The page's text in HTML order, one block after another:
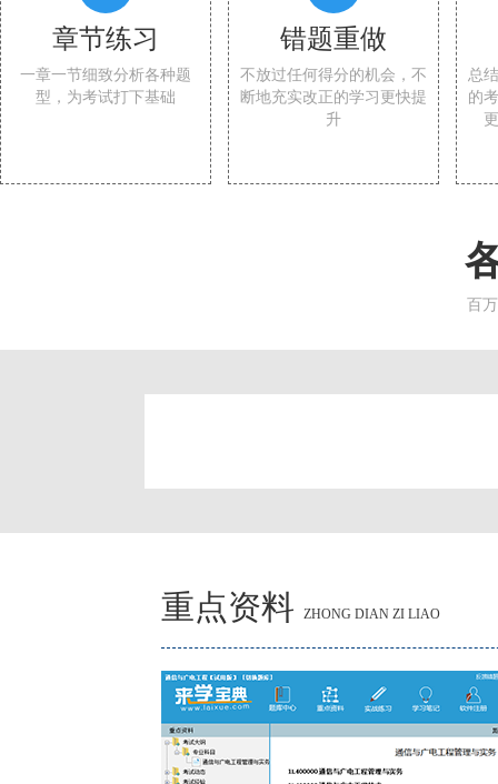
章节练习
一章一节细致分析各种题
型，为考试打下基础
错题重做
不放过任何得分的机会，不
断地充实改正的学习更快提
升
总
的
百
重点资料 ZHONG DIAN ZI LIAO